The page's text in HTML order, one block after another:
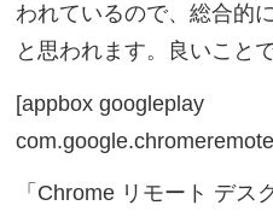
われているので、総合的
と思われます。良いこと
[appbox googleplay
「Chrome リモート デ